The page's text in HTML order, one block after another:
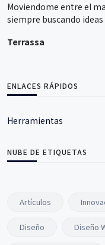
Moviendome entre el
siempre buscando
Terrassa
ENLACES RÁPIDOS
Herramientas
NUBE DE ETIQUETAS
Artículos
Diseño Diseño